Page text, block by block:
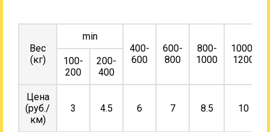
Вес
(кг)
min
400-
600
600-
800
800-
1000
1000-
1200
100-
200
200-
400
Цена
(руб./
км)
3 4.5 6 7 8.5 10